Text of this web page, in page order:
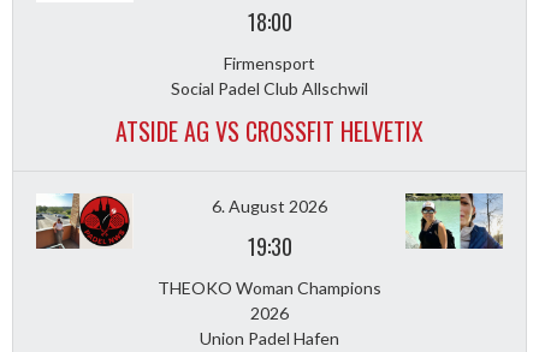
18:00
Firmensport
Social Padel Club Allschwil
ATSIDE AG VS CROSSFIT HELVETIX
6. August 2026
19:30
THEOKO Woman Champions
2026
Union Padel Hafen